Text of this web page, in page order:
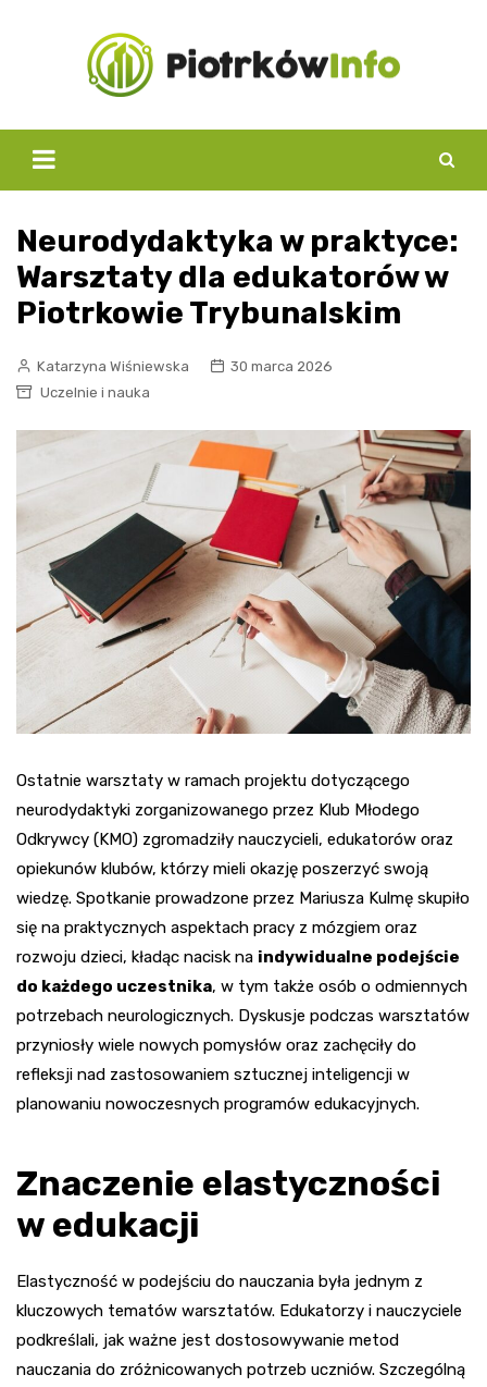
Neurodydaktyka w praktyce:
Warsztaty dla edukatorów w
Piotrkowie Trybunalskim
Katarzyna Wiśniewska
30 marca 2026
Uczelnie i nauka
Ostatnie warsztaty w ramach projektu dotyczącego
neurodydaktyki zorganizowanego przez Klub Młodego
Odkrywcy (KMO) zgromadziły nauczycieli, edukatorów oraz
opiekunów klubów, którzy mieli okazję poszerzyć swoją
wiedzę. Spotkanie prowadzone przez Mariusza Kulmę skupiło
się na praktycznych aspektach pracy z mózgiem oraz
rozwoju dzieci, kładąc nacisk na indywidualne podejście
do każdego uczestnika, w tym także osób o odmiennych
potrzebach neurologicznych. Dyskusje podczas warsztatów
przyniosły wiele nowych pomysłów oraz zachęciły do
refleksji nad zastosowaniem sztucznej inteligencji w
planowaniu nowoczesnych programów edukacyjnych.
Znaczenie elastyczności
w edukacji
Elastyczność w podejściu do nauczania była jednym z
kluczowych tematów warsztatów. Edukatorzy i nauczyciele
podkreślali, jak ważne jest dostosowywanie metod
nauczania do zróżnicowanych potrzeb uczniów. Szczególną